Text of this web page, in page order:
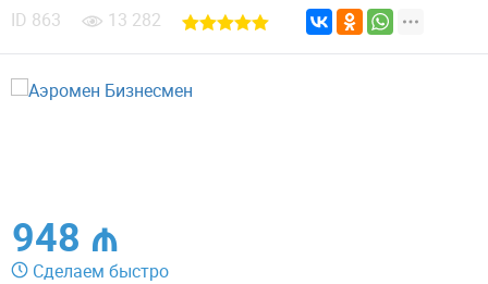
ID 863 13 282
948 ₼
Сделаем быстро